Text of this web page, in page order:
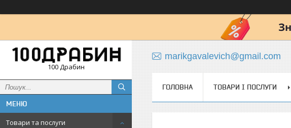
100 Драбин
Товари та послуги
marikgavalevich@gmail.com
ГОЛОВНА ТОВАРИ І ПОСЛУГИ